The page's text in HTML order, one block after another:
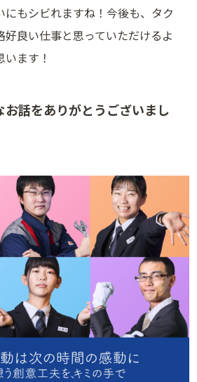
にもシビれますね！今後も、タク
好良い仕事と思っていただけるよ
ます！
お話をありがとうございまし